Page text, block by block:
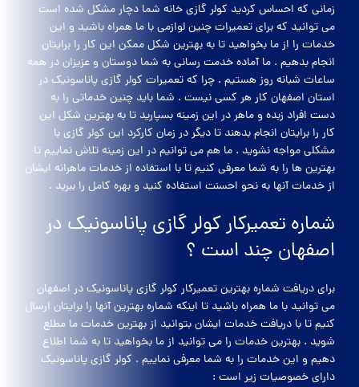
زمانی که احساس کردید کولر گازی خانه شما دچار مشکل شده است
می توانید که برای تعمیرات چنین لوازمی با ما همراه باشید و این
خدمات را از ما بخواهید تا به بهترین شکل ممکن این کار را برایتان
انجام بدهیم . ما آماده خدمت رسانی به شما دوستان و عزیزان در همه
ساعات شبانه روز هستیم . چرا که تعمیرات کولر گازی پاناسونیک در
استان اصفهان کار هر کسی نیست . شما باید چنین خدماتی را به
دست افراد زبده و ماهر در این زمینه بسپارید تا به بهترین شکل این
کار را برایتان انجام بدهند تا دیگر در زمان کارکرد این کولر گازی با
مشکلی مواجه نشوید . ما هم می توانیم در این زمینه تلاش نماییم تا
بهترین ها را به شما معرفی کنیم تا با استفاده از خدمات ماهرانه ایشان
از خدمات آنها به نحو احسنت استفاده کنید و بهره کامل را ببرید .
شماره تعمیرکار کولر گازی پاناسونیک در
اصفهان چند است ؟
برای دریافت شماره بهترین تعمیرکار کولر گازی پاناسونیک در اصفهان
می توانید با ما همراه باشید تا اینکه شماره بهترین آنها را برایتان ارسال
کنیم تا با دریافت خدمات ایشان بتوانید از بهترین خدمات ما مطلع
شوید . بهترین خدمات را می توانید از ما بخواهید تا به شما اطلاع
دهیم و این خدمات را به شما معرفی نماییم . کولر گازی پاناسونیک
دارای خصوصیات زیر است :